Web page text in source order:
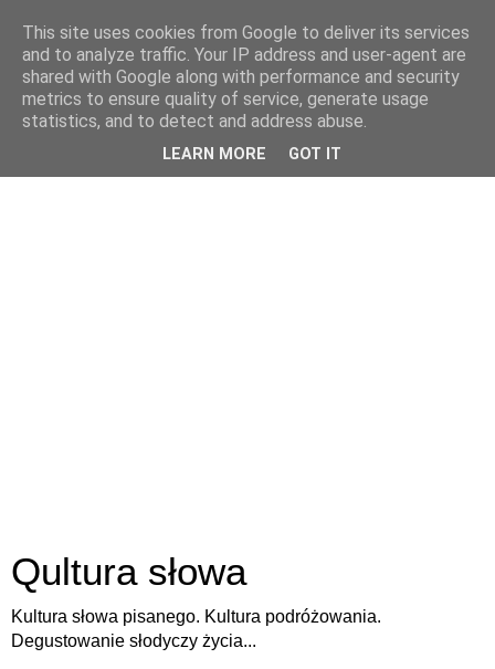
Qultura słowa
Kultura słowa pisanego. Kultura podróżowania.
Degustowanie słodyczy życia...
This site uses cookies from Google to deliver its services
and to analyze traffic. Your IP address and user-agent are
shared with Google along with performance and security
metrics to ensure quality of service, generate usage
statistics, and to detect and address abuse.
LEARN MORE GOT IT